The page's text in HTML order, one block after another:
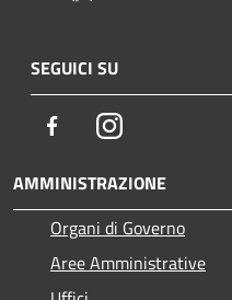
SEGUICI SU
FacebookInstagram
AMMINISTRAZIONE
Organi di Governo
Aree Amministrative